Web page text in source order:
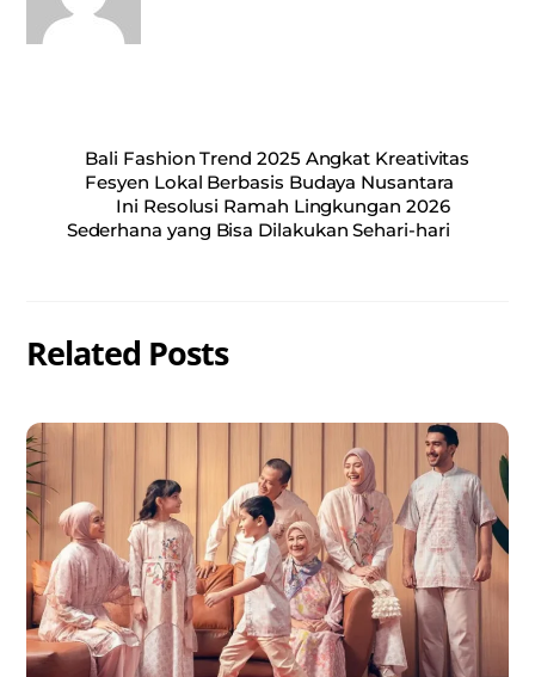
Bali Fashion Trend 2025 Angkat Kreativitas
Fesyen Lokal Berbasis Budaya Nusantara
Ini Resolusi Ramah Lingkungan 2026
Sederhana yang Bisa Dilakukan Sehari-hari
Related Posts